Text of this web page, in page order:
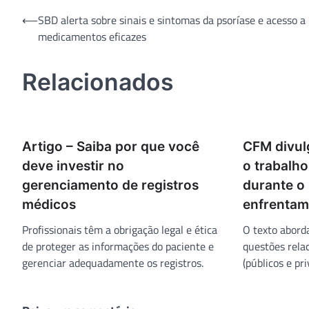
Navegação
⟵SBD alerta sobre sinais e sintomas da psoríase e acesso a
medicamentos eficazes
Relacionados
Artigo – Saiba por que você
deve investir no
gerenciamento de registros
médicos
Profissionais têm a obrigação legal e ética
de proteger as informações do paciente e
gerenciar adequadamente os registros.
CFM
o
durante o
O texto
questões
(públicos e